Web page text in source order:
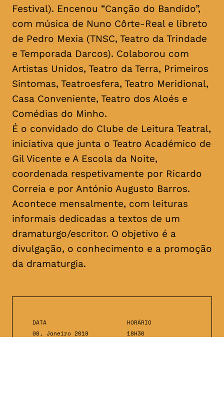
Festival). Encenou “Canção do Bandido”,
com música de Nuno Côrte-Real e libreto
de Pedro Mexia (TNSC, Teatro da Trindade
e Temporada Darcos). Colaborou com
Artistas Unidos, Teatro da Terra, Primeiros
Sintomas, Teatroesfera, Teatro Meridional,
Casa Conveniente, Teatro dos Aloés e
Comédias do Minho.
É o convidado do Clube de Leitura Teatral,
iniciativa que junta o Teatro Académico de
Gil Vicente e A Escola da Noite,
coordenada respetivamente por Ricardo
Correia e por António Augusto Barros.
Acontece mensalmente, com leituras
informais dedicadas a textos de um
dramaturgo/escritor. O objetivo é a
divulgação, o conhecimento e a promoção
da dramaturgia.
DATA
08, Janeiro 2019
HORÁRIO
18H30